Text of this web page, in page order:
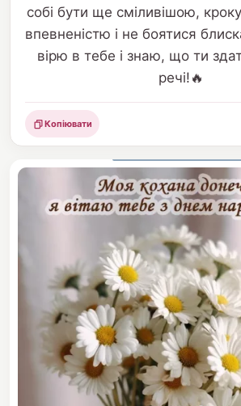
собі бути ще сміливішою,
впевненістю і не боятися
вірю в тебе і знаю, що ти
речі!🔥
Поділитися
Копіювати